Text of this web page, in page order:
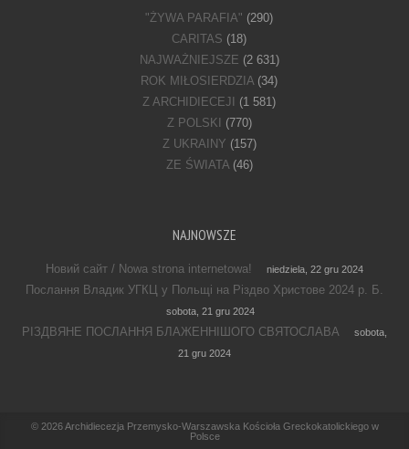
"ŻYWA PARAFIA" (290)
CARITAS (18)
NAJWAŻNIEJSZE (2 631)
ROK MIŁOSIERDZIA (34)
Z ARCHIDIECEJI
(1 581)
Z POLSKI
(770)
Z UKRAINY (157)
ZE ŚWIATA(46)
NAJNOWSZE
Новий сайт / Nowa strona internetowa! niedziela, 22 gru 2024
Послання Владик УГКЦ у Польщі на Різдво Христове 2024 р. Б.
sobota, 21 gru 2024
РІЗДВЯНЕ ПОСЛАННЯ БЛАЖЕННІШОГО СВЯТОСЛАВА
sobota,
21 gru 2024
© 2026Archidiecezja Przemysko-Warszawska Kościoła Greckokatolickiego w
Polsce